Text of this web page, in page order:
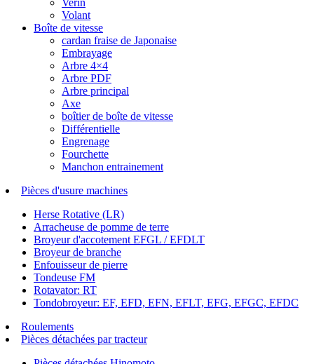
Verin
Volant
Boîte de vitesse
cardan fraise de Japonaise
Embrayage
Arbre 4×4
Arbre PDF
Arbre principal
Axe
boîtier de boîte de vitesse
Différentielle
Engrenage
Fourchette
Manchon entrainement
Pièces d'usure machines
Herse Rotative (LR)
Arracheuse de pomme de terre
Broyeur d'accotement EFGL / EFDLT
Broyeur de branche
Enfouisseur de pierre
Tondeuse FM
Rotavator: RT
Tondobroyeur: EF, EFD, EFN, EFLT, EFG, EFGC, EFDC
Roulements
Pièces détachées par tracteur